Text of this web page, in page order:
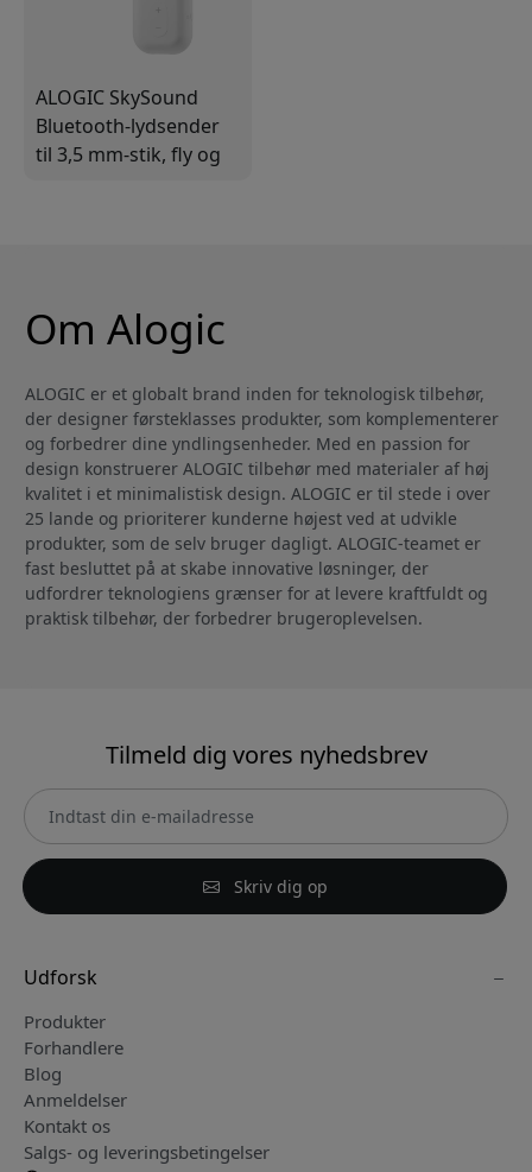
ALOGIC SkySound
Bluetooth-lydsender
til 3,5 mm-stik, fly og
Om Alogic
ALOGIC er et globalt brand inden for teknologisk tilbehør,
der designer førsteklasses produkter, som komplementerer
og forbedrer dine yndlingsenheder. Med en passion for
design konstruerer ALOGIC tilbehør med materialer af høj
kvalitet i et minimalistisk design. ALOGIC er til stede i over
25 lande og prioriterer kunderne højest ved at udvikle
produkter, som de selv bruger dagligt. ALOGIC-teamet er
fast besluttet på at skabe innovative løsninger, der
udfordrer teknologiens grænser for at levere kraftfuldt og
praktisk tilbehør, der forbedrer brugeroplevelsen.
Tilmeld dig vores nyhedsbrev
Skriv dig op
Udforsk
Produkter
Forhandlere
Blog
Anmeldelser
Kontakt os
Salgs- og leveringsbetingelser